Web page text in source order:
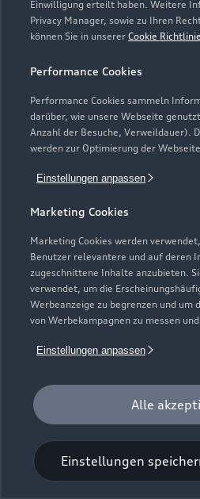
Einwilligung erteilt haben. Weitere
Privacy Manager, sowie zu Ihren
können Sie in unserer Cookie Richtlinie
Performance Cookies
Performance Cookies sammeln
darüber, wie unsere Webseite
Anzahl der Besuche, Verweildauer).
werden zur Optimierung der
Einstellungen anpassen
Marketing Cookies
Marketing Cookies werden
Benutzer relevantere und auf deren
zugeschnittene Inhalte anzubieten.
verwendet, um die
Werbeanzeige zu begrenzen und um
von Werbekampagnen zu messen
Einstellungen anpassen
Alle
Einstellungen
Zur Audi Shopping World
Universal-
Für einen glänzenden
Zur Audi Shopping World